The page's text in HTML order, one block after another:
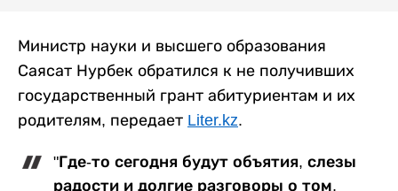
Министр науки и высшего образования
Саясат Нурбек обратился к не получивших
государственный грант абитуриентам и их
родителям, передает Liter.kz.
"Где-то сегодня будут объятия, слезы
радости и долгие разговоры о том,